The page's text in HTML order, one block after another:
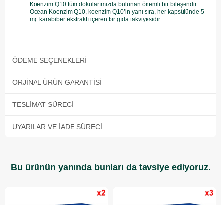
Koenzim Q10 tüm dokularımızda bulunan önemli bir bileşendir.
Ocean Koenzim Q10, koenzim Q10’in yanı sıra, her kapsülünde 5
mg karabiber ekstraktı içeren bir gıda takviyesidir.
ÖDEME SEÇENEKLERI
ORJINAL ÜRÜN GARANTISI
TESLIMAT SÜRECI
UYARILAR VE İADE SÜRECI
Bu ürünün yanında bunları da tavsiye ediyoruz.